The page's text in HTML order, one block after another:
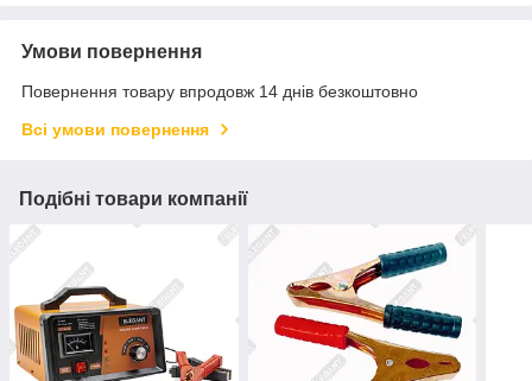
Умови повернення
Повернення товару впродовж 14 днів безкоштовно
Всі умови повернення
Подібні товари компанії